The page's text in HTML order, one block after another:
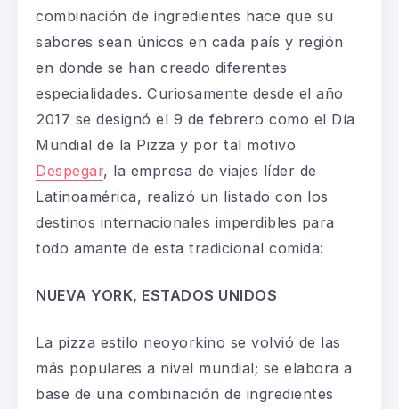
combinación de ingredientes hace que su
sabores sean únicos en cada país y región
en donde se han creado diferentes
especialidades. Curiosamente desde el año
2017 se designó el 9 de febrero como el Día
Mundial de la Pizza y por tal motivo
Despegar, la empresa de viajes líder de
Latinoamérica, realizó un listado con los
destinos internacionales imperdibles para
todo amante de esta tradicional comida:
NUEVA YORK, ESTADOS UNIDOS
La pizza estilo neoyorkino se volvió de las
más populares a nivel mundial; se elabora a
base de una combinación de ingredientes